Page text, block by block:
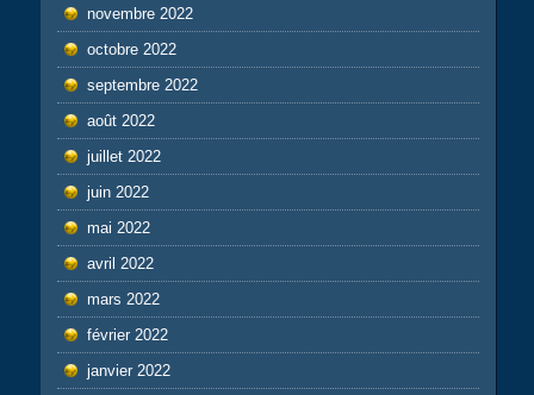
novembre 2022
octobre 2022
septembre 2022
août 2022
juillet 2022
juin 2022
mai 2022
avril 2022
mars 2022
février 2022
janvier 2022